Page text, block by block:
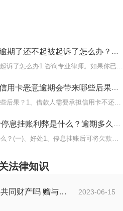
不起被起诉了怎么办？信用卡不还会坐牢吗
信用卡都逾期了还不起被起诉了怎么办1 咨询专业律师。如果你已经收
逾期会带来哪些后果？逾期多久会打电话给家人?
信用卡恶意逾期会带来哪些后果？1、借款人需要承担信用卡不还的违约
弊是什么？逾期多久才可以申请停息挂账电话？
信用卡停息挂账利弊是什么？(一)、好处1、停息挂账后可将欠款分期还
法律知识
2023-06-15
赠与房产属于夫妻共同财产吗 赠与房产需要公证吗？